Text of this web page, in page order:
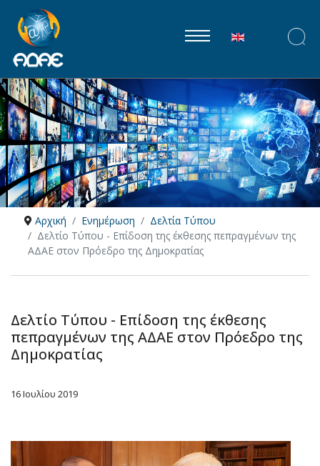
Επιλέξτε τη
Αρχική Ενημέρωση
Δελτία Τύπου
Δελτίο Τύπου - Επίδοση της έκθεσης πεπραγμένων της
ΑΔΑΕ στον Πρόεδρο της Δημοκρατίας
Δελτίο Τύπου - Επίδοση της έκθεσης
πεπραγμένων της ΑΔΑΕ στον Πρόεδρο της
Δημοκρατίας
16 Ιουλίου 2019